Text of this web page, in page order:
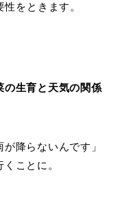
性をときます 。
の生育と天気の関係
降らないんです」
ことに。